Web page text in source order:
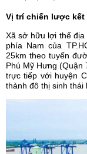
Vị trí chiến lược kết
Xã sở hữu lợi thế
phía Nam của
25km theo tuyến
Phú Mỹ Hưng (Quận
trực tiếp với huyện
thành đô thị sinh thái